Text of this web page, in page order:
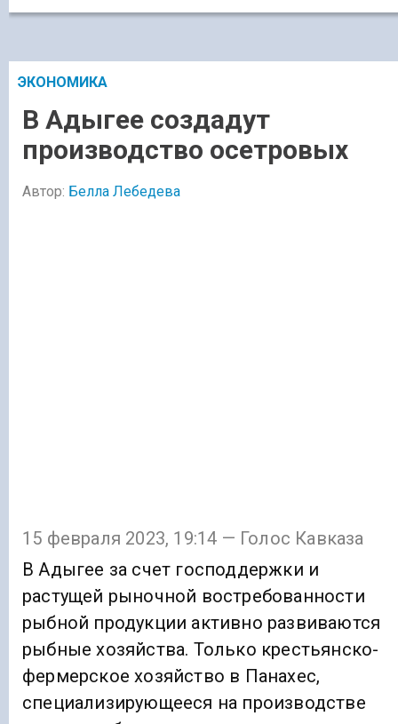
ЭКОНОМИКА
В Адыгее создадут
производство осетровых
Автор: Белла Лебедева
15 февраля 2023, 19:14 — Голос Кавказа
В Адыгее за счет господдержки и
растущей рыночной востребованности
рыбной продукции активно развиваются
рыбные хозяйства. Только крестьянско-
фермерское хозяйство в Панахес,
специализирующееся на производстве